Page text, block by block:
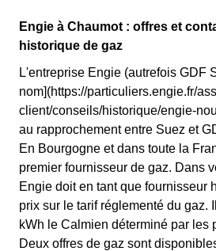
Engie à Chaumot : offres et
historique de gaz
L'entreprise Engie (autrefois GDF
nom](https://particuliers.engie.fr/
client/conseils/historique/engie-
au rapprochement entre Suez et
En Bourgogne et dans toute la
premier fournisseur de gaz. Dans
Engie doit en tant que fournisseur
prix sur le tarif réglementé du gaz.
kWh le Calmien déterminé par les
Deux offres de gaz sont